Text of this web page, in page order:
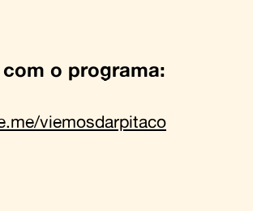
o programa:
viemosdarpitaco